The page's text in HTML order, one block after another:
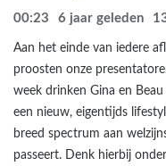
00:23 6 jaar geleden
Aan het einde van iedere
proosten onze
week drinken Gina en
een nieuw, eigentijds
breed spectrum aan
passeert. Denk hierbij